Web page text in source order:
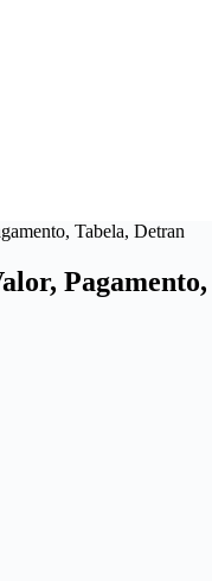
Tabela, Detran
Pagamento,